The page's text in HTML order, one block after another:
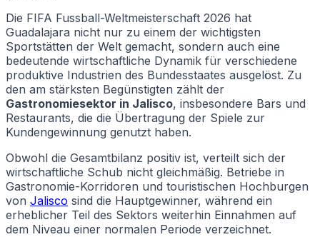
Die FIFA Fussball-Weltmeisterschaft 2026 hat
Guadalajara nicht nur zu einem der wichtigsten
Sportstätten der Welt gemacht, sondern auch eine
bedeutende wirtschaftliche Dynamik für verschiedene
produktive Industrien des Bundesstaates ausgelöst. Zu
den am stärksten Begünstigten zählt der
Gastronomiesektor in Jalisco, insbesondere Bars und
Restaurants, die die Übertragung der Spiele zur
Kundengewinnung genutzt haben.
Obwohl die Gesamtbilanz positiv ist, verteilt sich der
wirtschaftliche Schub nicht gleichmäßig. Betriebe in
Gastronomie-Korridoren und touristischen Hochburgen
von Jalisco sind die Hauptgewinner, während ein
erheblicher Teil des Sektors weiterhin Einnahmen auf
dem Niveau einer normalen Periode verzeichnet.